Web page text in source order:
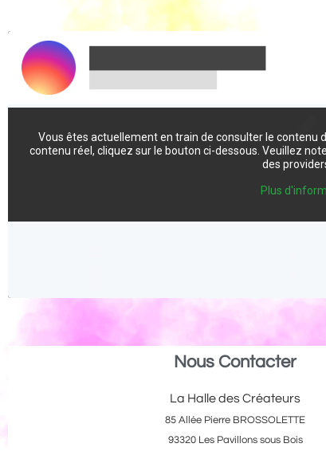
Vous êtes actuellement en train de consulter le contenu
contenu réel, cliquez sur le bouton ci-dessous. Veuillez
des
Plus
Nous Contacter
La Halle des Créateurs
85 Allée Pierre BROSSOLETTE
93320 Les Pavillons sous Bois